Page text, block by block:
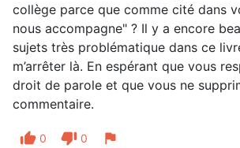
collège parce que comme cité dans
nous accompagne" ? Il y a encore
sujets très problématique dans ce
m’arrêter là. En espérant que vous
droit de parole et que vous ne
commentaire.
thumb_up 0 thumb_down 0 flag